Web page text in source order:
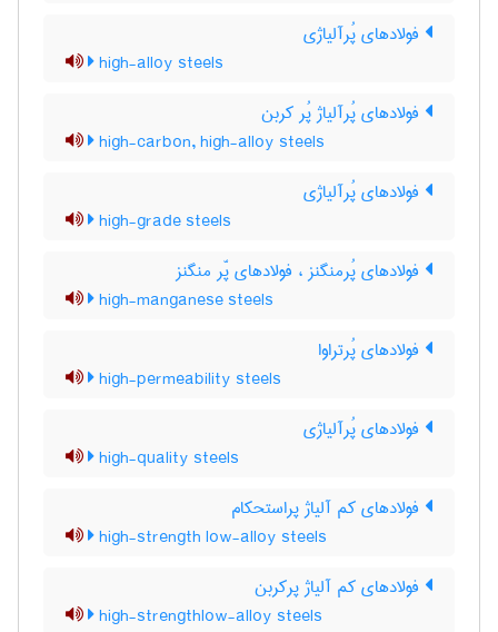
فولادهای پُرآلیاژی
high-alloy steels
فولادهای پُرآلیاژ پُر کربن
high-carbon, high-alloy steels
فولادهای پُرآلیاژی
high-grade steels
فولادهای پُرمنگنز ، فولادهای پّر منگنز
high-manganese steels
فولادهای پُرتراوا
high-permeability steels
فولادهای پُرآلیاژی
high-quality steels
فولادهای کم آلیاژ پراستحکام
high-strength low-alloy steels
فولادهای کم آلیاژ پرکربن
high-strengthlow-alloy steels